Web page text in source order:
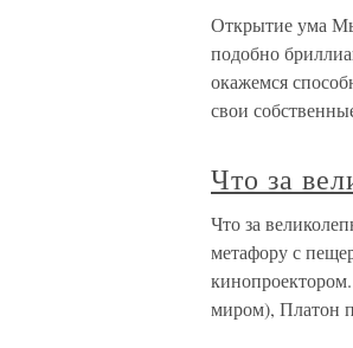
Открытие ума
подобно
окажемся
свои
Что за
Что за
метафору с
миром), Платон